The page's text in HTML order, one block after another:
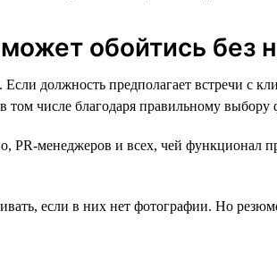
обойтись без
должность предполагает встречи с
числе благодаря правильному
менеджеров и всех, чей функционал
если в них нет фотографии. Но